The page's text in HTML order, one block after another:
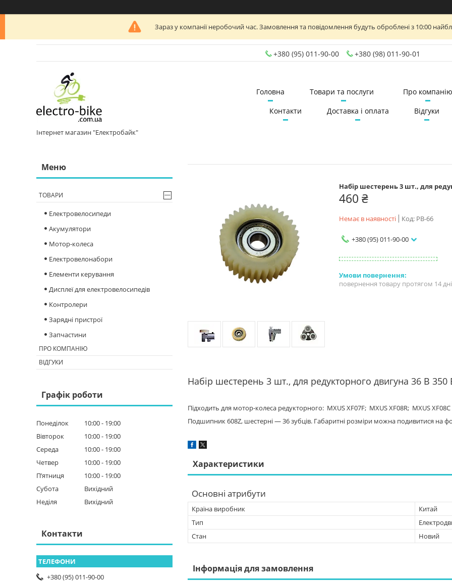
Зараз у компанії неробочий час. Замовлення та повідомлення будуть оброблені з 10:00
+380 (95) 011-90-00 +380 (98) 011-90-01
Інтернет магазин "Електробайк"
Головна Товари та послуги
Про компанію
Контакти
Доставка і оплата Відгуки
Набір шестерень 3 шт., для
460 ₴
Немає в наявності Код: РВ-66
+380 (95) 011-90-00
повернення товару протягом 14
Набір шестерень 3 шт., для редукторного двигуна 36 В 350
Підходить для мотор-колеса редукторного: MXUS XF07F; MXUS XF08R; MXUS XF08С
Подшипник 608Z, шестерні — 36 зубців. Габаритні розміри можна подивитися на
Характеристики
Основні атрибути
Країна виробник
Китай
Тип
Стан
Новий
Інформація для замовлення
ТОВАРИ
Електровелосипеди
Акумулятори
Мотор-колеса
Електровелонабори
Елементи керування
Дисплеї для електровелосипедів
Контролери
Зарядні пристрої
Запчастини
ПРО КОМПАНІЮ
ВІДГУКИ
Графік роботи
Понеділок 10:00
19:00
Вівторок
10:00
19:00
Середа
10:00
19:00
Четвер
10:00
19:00
Пʼятниця
10:00
19:00
Субота
Вихідний
Неділя
Вихідний
Контакти
+380 (95) 011-90-00